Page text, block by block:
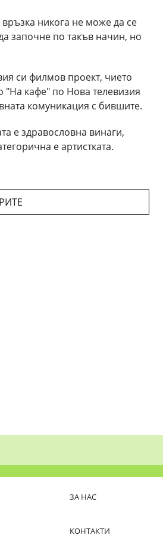
никога не може да се
започне по такъв начин, но
си филмов проект, чието
"На кафе" по Нова телевизия
комуникация с бившите.
е здравословна винаги,
е артистката.
ЗА НАС
КОНТАКТИ